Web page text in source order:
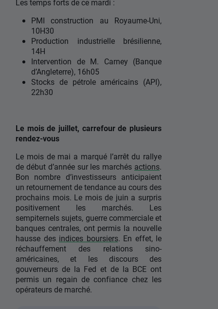
Les temps forts de ce mardi :
PMI construction au Royaume-Uni,
10H30
Production industrielle brésilienne,
14H
Intervention de M. Carney (Banque
d’Angleterre), 16h05
Stocks de pétrole américains (API),
22h30
Le mois de juillet, carrefour de plusieurs
rendez-vous
Le mois de mai a marqué l’arrêt du rallye
de début d’année sur les marchés actions.
Bon nombre d’investisseurs anticipaient
un retournement de tendance au cours des
prochains mois. Le mois de juin a surpris
positivement les marchés. Les
sempiternels sujets, guerre commerciale et
banques centrales, ont permis la nouvelle
hausse des indices boursiers. En effet, le
réchauffement des relations sino-
américaines, et les discours des
gouverneurs de la Fed et de la BCE ont
permis un regain de confiance chez les
opérateurs de marché.